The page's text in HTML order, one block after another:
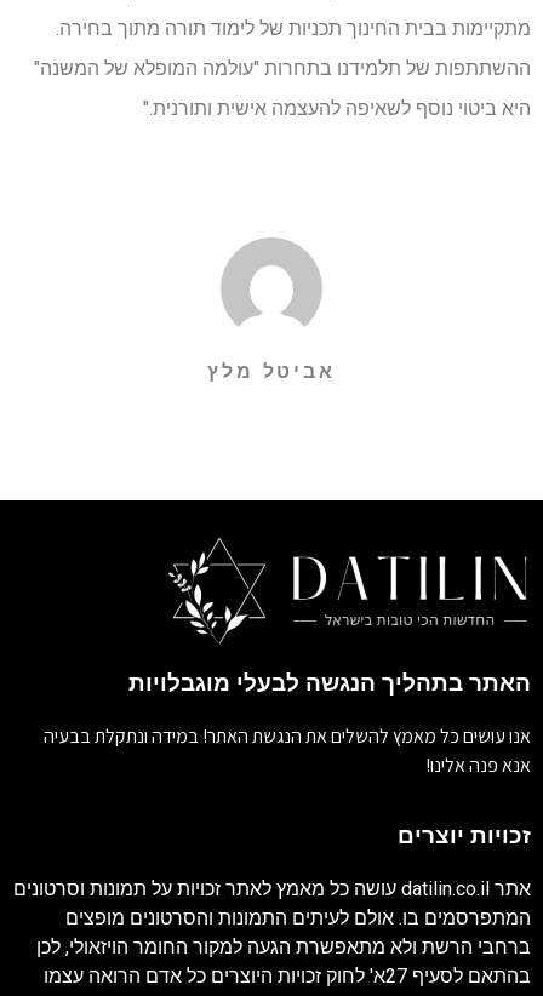
מתקיימות בבית החינוך תכניות של לימוד תורה מתוך בחירה.
ההשתתפות של תלמידנו בתחרות "עולמה המופלא של המשנה"
היא ביטוי נוסף לשאיפה להעצמה אישית ותורנית."
אביטל מלץ
האתר בתהליך הנגשה לבעלי מוגבלויות
אנו עושים כל מאמץ להשלים את הנגשת האתר! במידה ונתקלת בבעיה
אנא פנה אלינו!
זכויות יוצרים
אתר datilin.co.il עושה כל מאמץ לאתר זכויות על תמונות וסרטונים
המתפרסמים בו. אולם לעיתים התמונות והסרטונים מופצים
ברחבי הרשת ולא מתאפשרת הגעה למקור החומר הויזאולי, לכן
בהתאם לסעיף 27א' לחוק זכויות היוצרים כל אדם הרואה עצמו